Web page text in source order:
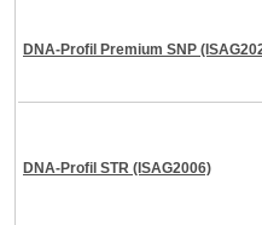
DNA-Profil Premium SNP
DNA-Profil STR (ISAG2006)